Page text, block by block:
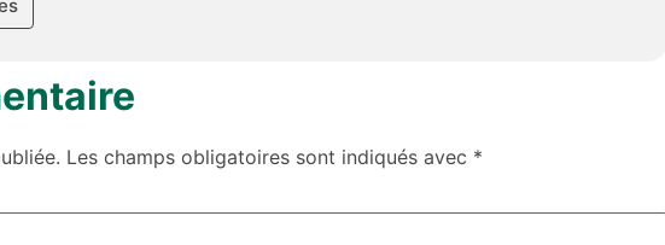
Les champs obligatoires sont indiqués avec *